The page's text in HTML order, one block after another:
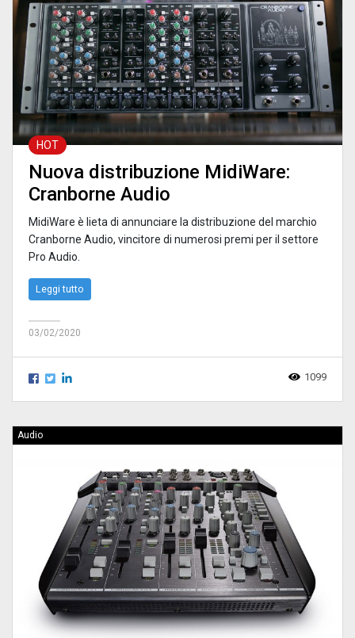
HOT
Nuova distribuzione MidiWare:
Cranborne Audio
MidiWare è lieta di annunciare la distribuzione del marchio
Cranborne Audio, vincitore di numerosi premi per il settore
Pro Audio.
Leggi tutto
03/02/2020
1099
Audio